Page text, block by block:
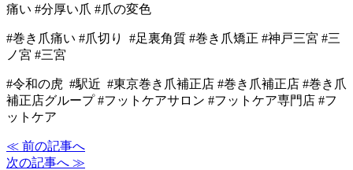
痛い #分厚い爪 #爪の変色
#巻き爪痛い #爪切り #足裏角質 #巻き爪矯正 #神戸三宮 #三
ノ宮 #三宮
#令和の虎 #駅近 #東京巻き爪補正店 #巻き爪補正店 #巻き爪
補正店グループ #フットケアサロン #フットケア専門店 #フ
ットケア
≪ 前の記事へ
次の記事へ ≫